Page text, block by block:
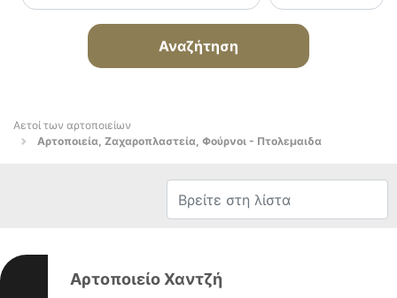
Αναζήτηση
Αετοί των αρτοποιείων
Αρτοποιεία, Ζαχαροπλαστεία, Φούρνοι - Πτολεμαιδα
Αρτοποιείο Χαντζή